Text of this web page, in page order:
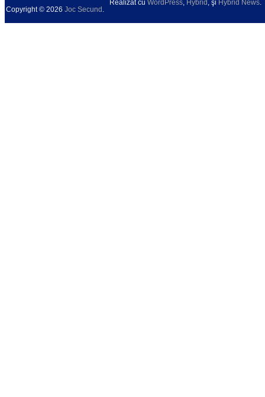
Copyright © 2026 Joc Secund .
Realizat cu WordPress, Hybrid , şi Hybrid News.